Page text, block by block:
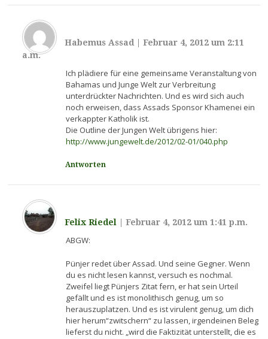
Habemus Assad |Februar 4, 2012 um 2:11
a.m.
Ich plädiere für eine gemeinsame Veranstaltung von
Bahamas und Junge Welt zur Verbreitung
unterdrückter Nachrichten. Und es wird sich auch
noch erweisen, dass Assads Sponsor Khamenei ein
verkappter Katholik ist.
Die Outline der Jungen Welt übrigens hier:
http://www.jungewelt.de/2012/02-01/040.php
Antworten
Felix Riedel |Februar 4, 2012 um 1:41 p.m.
ABGW:
Pünjer redet über Assad. Und seine Gegner. Wenn
du es nicht lesen kannst, versuch es nochmal.
Zweifel liegt Pünjers Zitat fern, er hat sein Urteil
gefällt und es ist monolithisch genug, um so
herauszuplatzen. Und es ist virulent genug, um dich
hier herum“zwitschern“ zu lassen, irgendeinen Beleg
lieferst du nicht. „wird die Faktizität unterstellt, die es